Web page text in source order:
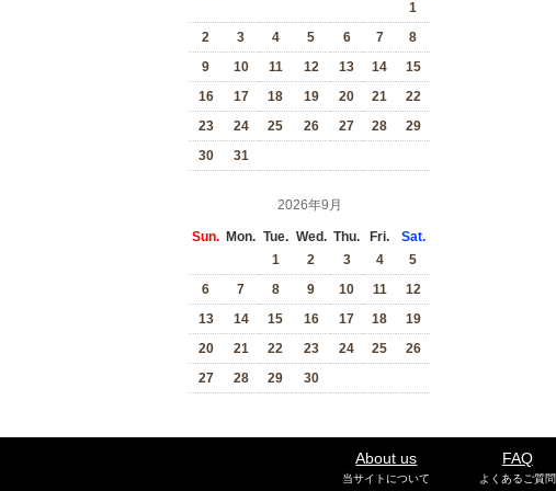
1
2
3 4 5 6 7
8
9
10 11 12 13 14
15
16
17 18 19 20 21
22
23
24 25 26 27 28
29
30
31
2026年9月
Sun. Mon. Tue. Wed. Thu. Fri.
Sat.
1
2 3 4
5
6
7 8 9 10 11
12
13
14 15 16 17 18
19
20
21 22 23 24 25
26
27
28 29 30
About us
当サイトについて
FAQ
よくあるご質問